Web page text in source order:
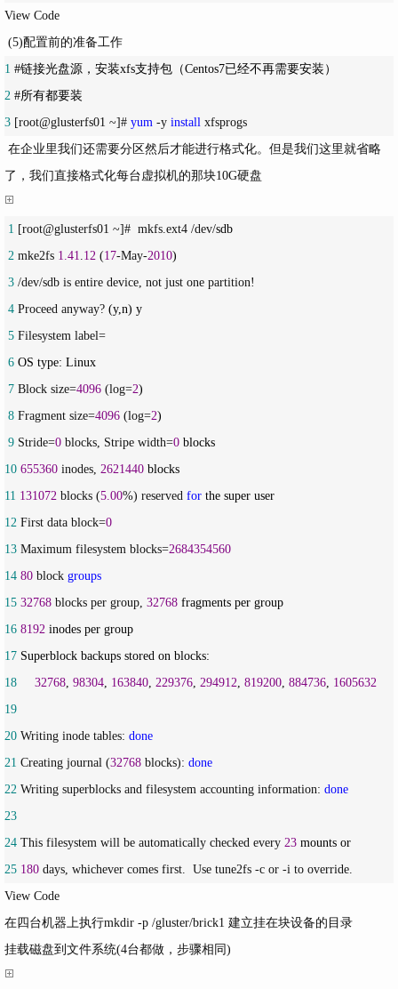
View Code
(5)配置前的准备工作
1
2
3 [root@glusterfs01 ~]# yum -y install xfsprogs
在企业里我们还需要分区然后才能进行格式化。但是我们这里就省略
了，我们直接格式化每台虚拟机的那块10G硬盘
1 [root@glusterfs01 ~]#  mkfs.ext4 /dev/
2 mke2fs 1.41 12 (17-May-2010
3
4 Proceed anyway?
5
6
7 Block size=4096 (log=2
8 Fragment size=4096 (log=2
9 Stride=0 blocks, Stripe width=0
10 655360 inodes, 2621440
11 131072 blocks (5.00%) reserved for
12 First data block=0
13 Maximum filesystem blocks=2684354560
14 80 block groups
15 32768 blocks per group, 32768
16 8192
17
18
32768 98304 163840 229376 294912 819200 884736 1605632
19
20 Writing inode tables: done
21 Creating journal (32768 blocks): done
22 Writing superblocks and filesystem accounting information: done
23
24 This filesystem will be automatically checked every 23
25 180 days, whichever comes first.  Use tune2fs -c or -i to override.
View Code
在四台机器上执行mkdir -p /gluster/brick1 建立挂在块设备的目录
挂载磁盘到文件系统(4台都做，步骤相同)